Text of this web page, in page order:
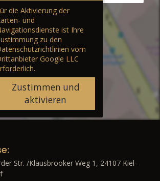
die Aktivierung der
und
ist Ihre
zu den
vom
Google LLC
Zustimmen und
aktivieren
Str. /Klausbrooker Weg 1, 24107 Kiel-